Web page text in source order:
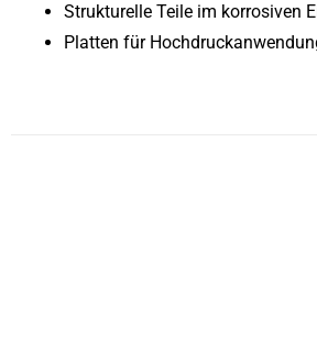
Strukturelle Teile im korrosiven
Platten für